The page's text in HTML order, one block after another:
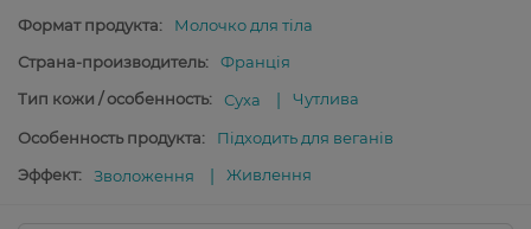
Формат продукта:
Молочко для тіла
Страна-производитель:
Франція
Тип кожи / особенность:
Суха Чутлива
Особенность продукта:
Підходить для веганів
Эффект:
Зволоження Живлення